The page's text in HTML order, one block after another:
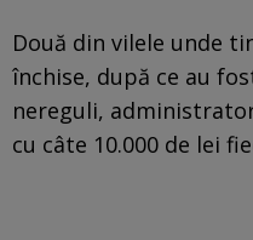
Două din vilele unde
închise, după ce au
nereguli,
cu câte 10.000 de lei